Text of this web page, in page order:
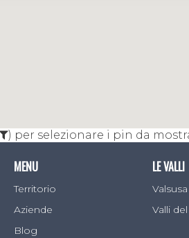
) per selezionare i pin da
MENU
Territorio
Aziende
Blog
LE VALLI
Valli